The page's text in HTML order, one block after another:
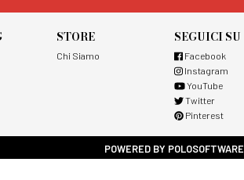
STORE
Chi Siamo
SEGUICI SU
Facebook
Instagram
YouTube
Twitter
Pinterest
POWERED BY POLOSOFTWARE